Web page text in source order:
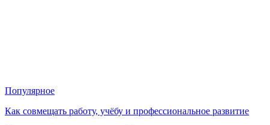
Популярное
Как совмещать работу, учёбу и профессиональное развитие